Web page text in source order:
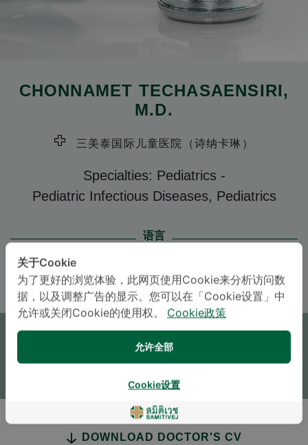
CHONNAMET TECHASAENSIRI ,
M.D.
三美泰国际儿童医院（诗纳卡琳）
Specialties: Pediatrics -
Pediatric Infectious Diseases, Pediatrics
语言
ENGLISH
预约
咨询
DOWNLOAD DOCTOR'S CV
关于Cookie
为了更好的浏览体验，此网页使用Cookie来分析访问数
据，以及调整广告的显示。您可以在「Cookie设置」中
允许或关闭Cookie的使用权。
Cookie政策
允许全部
Cookie设置